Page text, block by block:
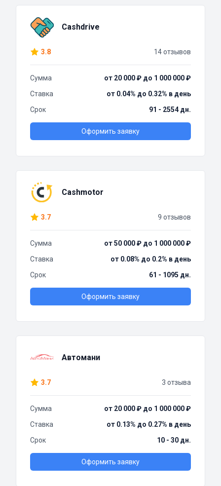
Cashdrive
3.8 14 отзывов
Сумма
от 20 000 ₽ до 1 000 000 ₽
Ставка
от 0.04% до 0.32% в день
Срок
91 - 2554 дн.
Оформить заявку
Cashmotor
3.7 9 отзывов
Сумма
от 50 000 ₽ до 1 000 000 ₽
Ставка
от 0.08% до 0.2% в день
Срок
61 - 1095 дн.
Оформить заявку
Автомани
3.7 3 отзыва
Сумма
от 20 000 ₽ до 1 000 000 ₽
Ставка
от 0.13% до 0.27% в день
Срок
10 - 30 дн.
Оформить заявку